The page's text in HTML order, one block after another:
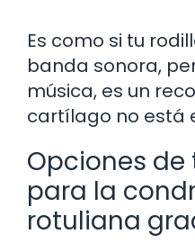
Es como si tu
banda sonora,
música, es un
cartílago no está
Opciones
para la
rotuliana